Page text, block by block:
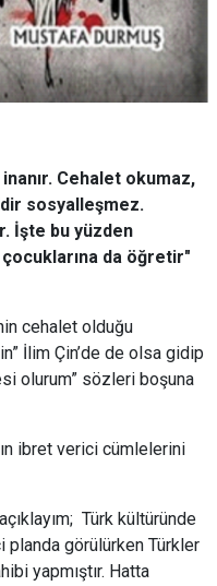
Cehalet okumaz,
sosyalleşmez.
İşte bu yüzden
da öğretir"
cehalet olduğu
İlim Çin’de de olsa gidip
olurum” sözleri boşuna
ibret verici cümlelerini
Türk kültüründe
planda görülürken Türkler
yapmıştır. Hatta